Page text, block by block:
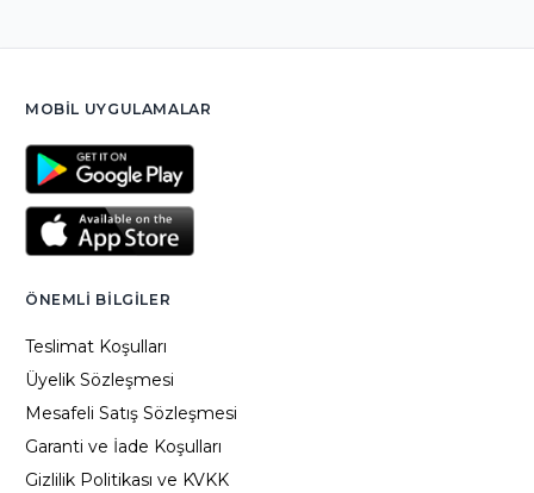
MOBIL UYGULAMALAR
ÖNEMLI BILGILER
Teslimat Koşulları
Üyelik Sözleşmesi
Mesafeli Satış Sözleşmesi
Garanti ve İade Koşulları
Gizlilik Politikası ve KVKK